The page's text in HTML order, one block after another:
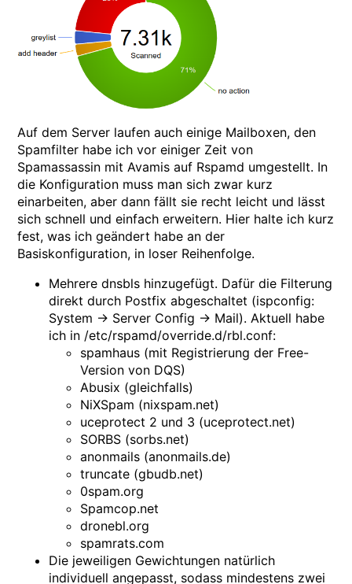
Auf dem Server laufen auch einige Mailboxen, den
Spamfilter habe ich vor einiger Zeit von
Spamassassin mit Avamis auf Rspamd umgestellt. In
die Konfiguration muss man sich zwar kurz
einarbeiten, aber dann fällt sie recht leicht und lässt
sich schnell und einfach erweitern. Hier halte ich kurz
fest, was ich geändert habe an der
Basiskonfiguration, in loser Reihenfolge.
Mehrere dnsbls hinzugefügt. Dafür die Filterung
direkt durch Postfix abgeschaltet (ispconfig:
System -> Server Config -> Mail). Aktuell habe
ich in /etc/rspamd/override.d/rbl.conf:
spamhaus (mit Registrierung der Free-
Version von DQS)
Abusix (gleichfalls)
NiXSpam (nixspam.net)
uceprotect 2 und 3 (uceprotect.net)
SORBS (sorbs.net)
anonmails (anonmails.de)
truncate (gbudb.net)
0spam.org
Spamcop.net
dronebl.org
spamrats.com
Die jeweiligen Gewichtungen natürlich
individuell angepasst, sodass mindestens zwei